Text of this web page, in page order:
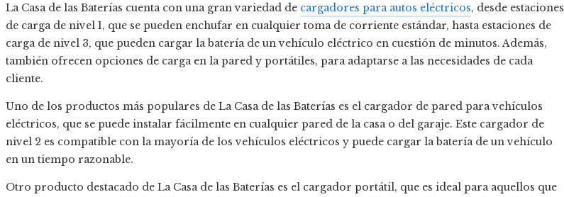
La Casa de las Baterías cuenta con una gran variedad de cargadores para autos eléctricos, desde estaciones
de carga de nivel 1, que se pueden enchufar en cualquier toma de corriente estándar, hasta estaciones de
carga de nivel 3, que pueden cargar la batería de un vehículo eléctrico en cuestión de minutos. Además,
también ofrecen opciones de carga en la pared y portátiles, para adaptarse a las necesidades de cada
cliente.
Uno de los productos más populares de La Casa de las Baterías es el cargador de pared para vehículos
eléctricos, que se puede instalar fácilmente en cualquier pared de la casa o del garaje. Este cargador de
nivel 2 es compatible con la mayoría de los vehículos eléctricos y puede cargar la batería de un vehículo
en un tiempo razonable.
Otro producto destacado de La Casa de las Baterías es el cargador portátil, que es ideal para aquellos que